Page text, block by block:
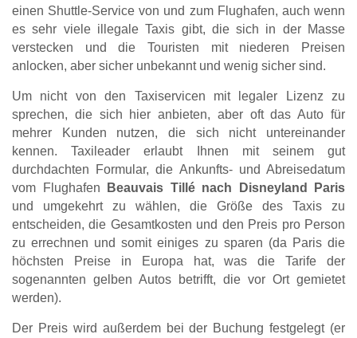
einen Shuttle-Service von und zum Flughafen, auch wenn
es sehr viele illegale Taxis gibt, die sich in der Masse
verstecken und die Touristen mit niederen Preisen
anlocken, aber sicher unbekannt und wenig sicher sind.
Um nicht von den Taxiservicen mit legaler Lizenz zu
sprechen, die sich hier anbieten, aber oft das Auto für
mehrer Kunden nutzen, die sich nicht untereinander
kennen. Taxileader erlaubt Ihnen mit seinem gut
durchdachten Formular, die Ankunfts- und Abreisedatum
vom Flughafen
Beauvais Tillé nach Disneyland Paris
und umgekehrt zu wählen, die Größe des Taxis zu
entscheiden, die Gesamtkosten und den Preis pro Person
zu errechnen und somit einiges zu sparen (da Paris die
höchsten Preise in Europa hat, was die Tarife der
sogenannten gelben Autos betrifft, die vor Ort gemietet
werden).
Der Preis wird außerdem bei der Buchung festgelegt (er